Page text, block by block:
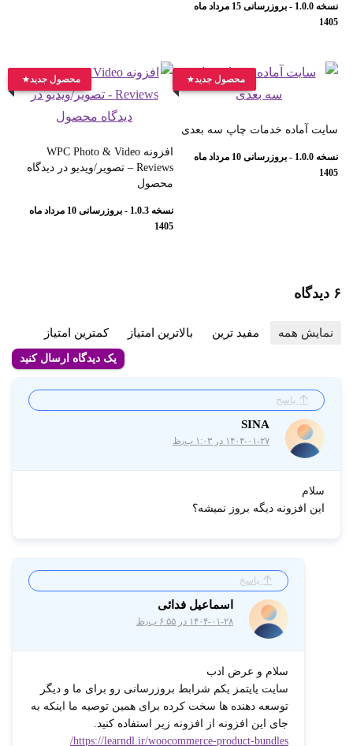
نسخه 1.0.0 - بروزرسانی 15 مرداد ماه
1405
محصول جدید
سایت آماده خدمات چاپ سه بعدی
نسخه 1.0.0 - بروزرسانی 10 مرداد ماه
1405
محصول جدید
افزونه WPC Photo & Video
Reviews – تصویر/ویدیو در دیدگاه
محصول
نسخه 1.0.3 - بروزرسانی 10 مرداد ماه
1405
۶ دیدگاه
نمایش همه مفید ترین بالاترین امتیاز کمترین امتیاز
یک دیدگاه ارسال کنید
پاسخ
SINA
۱۴۰۴-۰۱-۲۷ در ۱:۰۳ ب٫ظ
سلام
این افزونه دیگه بروز نمیشه؟
پاسخ
اسماعیل فدائی
۱۴۰۴-۰۱-۲۸ در ۶:۵۵ ب٫ظ
سلام و عرض ادب
سایت یایتمز یکم شرابط بروزرسانی رو برای ما و دیگر
توسعه دهنده ها سخت کرده برای همین توصیه ما اینکه به
جای این افزونه از افزونه زیر استفاده کنید.
https://learndl.ir/woocommerce-product-bundles/